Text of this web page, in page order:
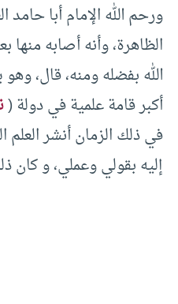
ورحم الله الإمام أبا حامد
الظاهرة، وأنه أصابه منها
الله بفضله ومنه، قال،
أكبر قامة علمية في دولة (
في ذلك الزمان أنشر
إليه بقولي وعملي، و